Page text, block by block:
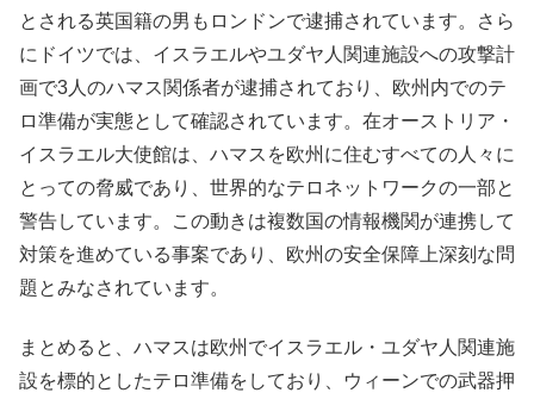
とされる英国籍の男もロンドンで逮捕されています。さら
にドイツでは、イスラエルやユダヤ人関連施設への攻撃計
画で3人のハマス関係者が逮捕されており、欧州内でのテ
ロ準備が実態として確認されています。在オーストリア・
イスラエル大使館は、ハマスを欧州に住むすべての人々に
とっての脅威であり、世界的なテロネットワークの一部と
警告しています。この動きは複数国の情報機関が連携して
対策を進めている事案であり、欧州の安全保障上深刻な問
題とみなされています。​
まとめると、ハマスは欧州でイスラエル・ユダヤ人関連施
設を標的としたテロ準備をしており、ウィーンでの武器押